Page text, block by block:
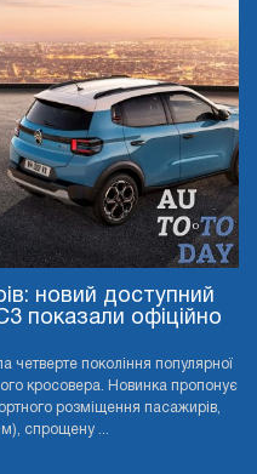
новий доступний
показали офіційно
четверте покоління популярної
кросовера. Новинка пропонує
розміщення пасажирів,
спрощену ...